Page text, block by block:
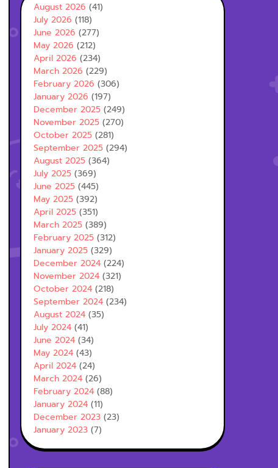
August 2026 (41)
July 2026 (118)
June 2026 (277)
May 2026 (212)
April 2026 (234)
March 2026 (229)
February 2026 (306)
January 2026 (197)
December 2025 (249)
November 2025 (270)
October 2025 (281)
September 2025 (294)
August 2025 (364)
July 2025 (369)
June 2025 (445)
May 2025 (392)
April 2025 (351)
March 2025 (389)
February 2025 (312)
January 2025 (329)
December 2024 (224)
November 2024 (321)
October 2024 (218)
September 2024 (234)
August 2024 (35)
July 2024 (41)
June 2024 (34)
May 2024 (43)
April 2024 (24)
March 2024 (26)
February 2024 (88)
January 2024 (11)
December 2023 (23)
January 2023 (7)